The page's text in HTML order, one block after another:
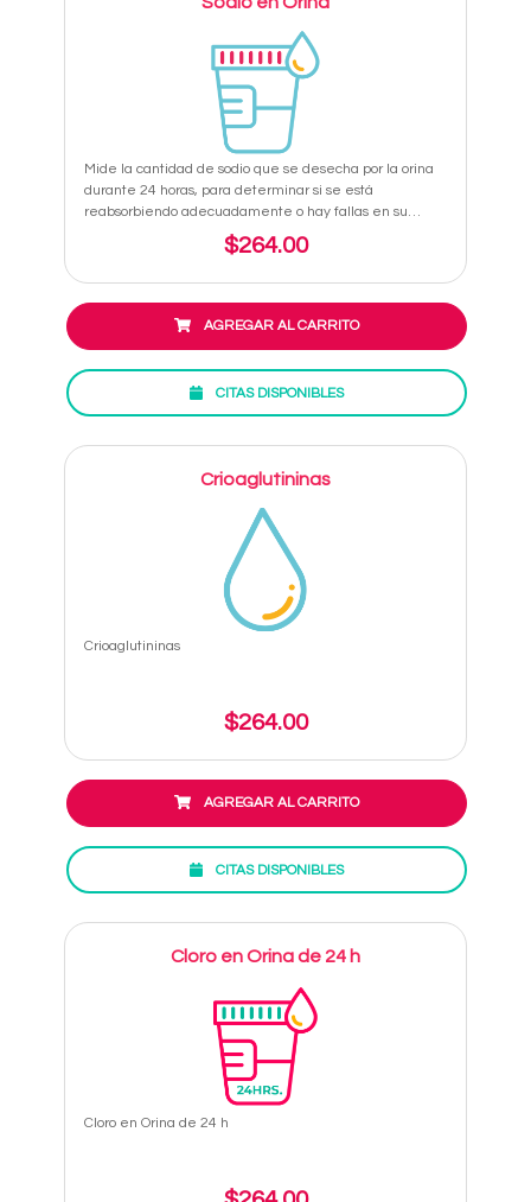
Mide la cantidad de sodio que se desecha por la orina
durante 24 horas, para determinar si se está
reabsorbiendo adecuadamente o hay fallas en su
$264.00
AGREGAR AL CARRITO
CITAS DISPONIBLES
Crioaglutininas
Crioaglutininas
$264.00
AGREGAR AL CARRITO
CITAS DISPONIBLES
Cloro en Orina de 24 h
Cloro en Orina de 24 h